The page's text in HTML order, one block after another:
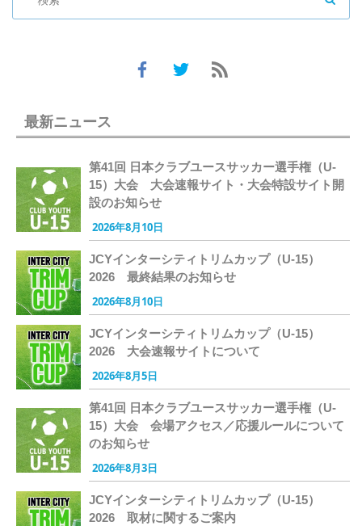
最新ニュース
第41回 日本クラブユースサッカー選手権（U-
15）大会 大会速報サイト・大会特設サイト開
設のお知らせ
2026年8月10日
JCYインターシティトリムカップ（U-15）
2026 最終結果のお知らせ
2026年8月10日
JCYインターシティトリムカップ（U-15）
2026 大会速報サイトについて
2026年8月5日
第41回 日本クラブユースサッカー選手権（U-
15）大会 会場アクセス／応援ルールについて
のお知らせ
2026年8月3日
JCYインターシティトリムカップ（U-15）
2026 取材に関するご案内